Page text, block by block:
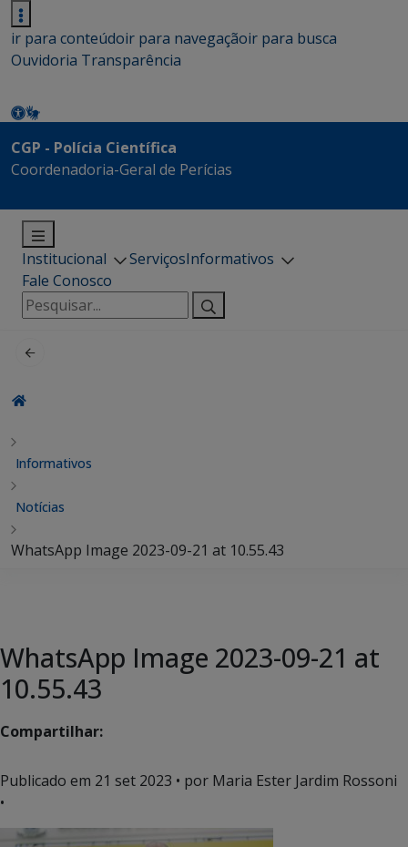
ir para conteúdoir para navegaçãoir para busca
Ouvidoria Transparência
CGP - Polícia Científica
Coordenadoria-Geral de Perícias
Institucional ServiçosInformativos
Fale Conosco
Pesquisar
por:
Informativos
Notícias
WhatsApp Image 2023-09-21 at 10.55.43
WhatsApp Image 2023-09-21 at
10.55.43
Compartilhar:
Publicado em 21 set 2023 • por Maria Ester Jardim Rossoni
•